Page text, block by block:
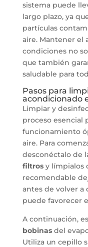
sistema puede
largo plazo, ya
partículas
aire. Mantener el
condiciones no
que también
saludable para
Pasos para
acondicionado
Limpiar y
proceso esencial
funcionamiento
aire. Para
desconéctalo de
filtrosy límpialos
recomendable
antes de volver a
puede favorecer
A continuación,
bobinasdel
Utiliza un cepillo